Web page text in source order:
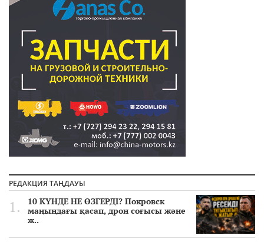
РЕДАКЦИЯ ТАҢДАУЫ
10 КҮНДЕ НЕ ӨЗГЕРДІ? Покровск
маңындағы қасап, дрон соғысы және
ж..